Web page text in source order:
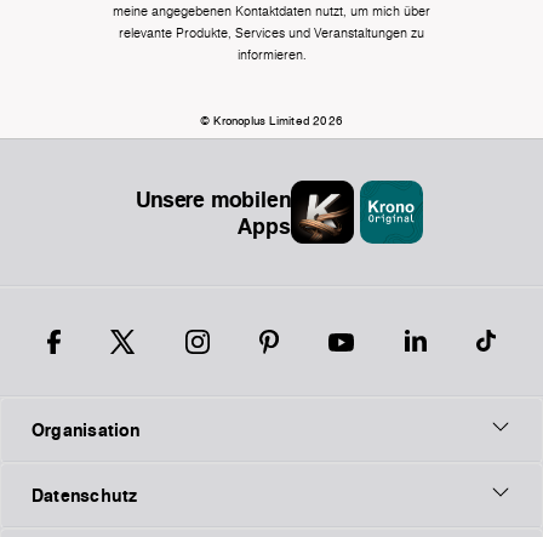
meine angegebenen Kontaktdaten nutzt, um mich über
relevante Produkte, Services und Veranstaltungen zu
informieren.
© Kronoplus Limited 2026
Unsere mobilen
Apps
Organisation
Datenschutz